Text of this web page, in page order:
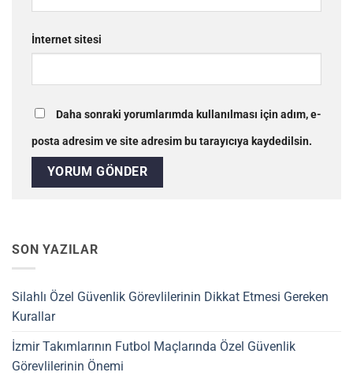
İnternet sitesi
Daha sonraki yorumlarımda kullanılması için adım, e-
posta adresim ve site adresim bu tarayıcıya kaydedilsin.
SON YAZILAR
Silahlı Özel Güvenlik Görevlilerinin Dikkat Etmesi Gereken
Kurallar
İzmir Takımlarının Futbol Maçlarında Özel Güvenlik
Görevlilerinin Önemi